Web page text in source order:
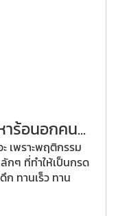
ร้อนอกคน...
เพราะพฤติกรรม
กๆ ที่ทำให้เป็นกรด
ก ทานเร็ว ทาน